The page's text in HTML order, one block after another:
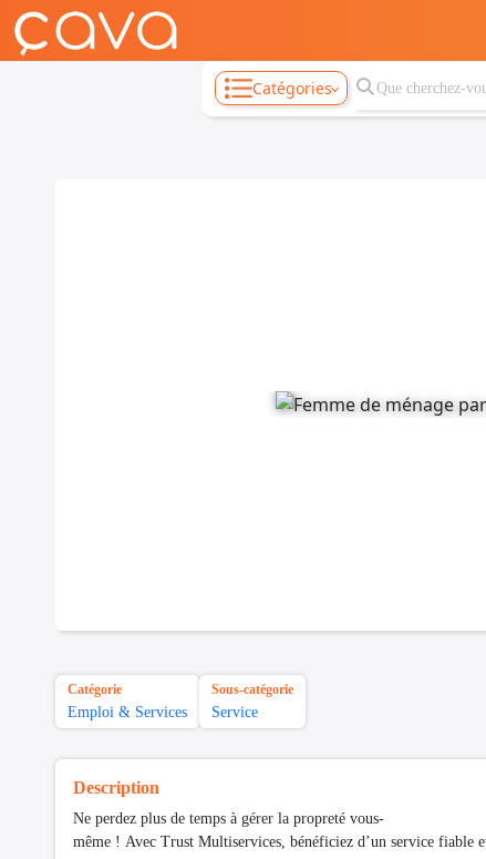
Catégories
Catégorie
Emploi & Services
Sous-catégorie
Service
Description
Ne perdez plus de temps à gérer la propreté vous-
même ! Avec Trust Multiservices, bénéficiez d’un service fiable